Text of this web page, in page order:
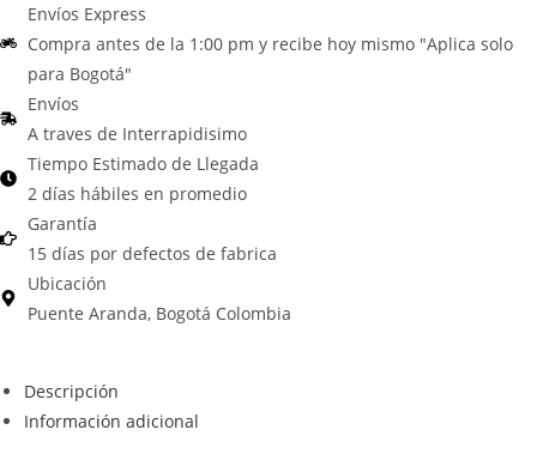
Envíos Express
Compra antes de la 1:00 pm y recibe hoy mismo "Aplica solo
para Bogotá"
Envíos
A traves de Interrapidisimo
Tiempo Estimado de Llegada
2 días hábiles en promedio
Garantía
15 días por defectos de fabrica
Ubicación
Puente Aranda, Bogotá Colombia
Descripción
Información adicional